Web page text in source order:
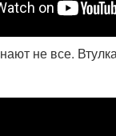
не все.